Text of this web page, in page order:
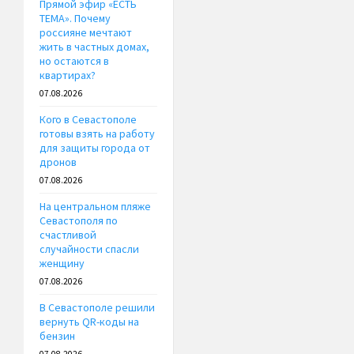
Прямой эфир «ЕСТЬ
ТЕМА». Почему
россияне мечтают
жить в частных домах,
но остаются в
квартирах?
07.08.2026
Кого в Севастополе
готовы взять на работу
для защиты города от
дронов
07.08.2026
На центральном пляже
Севастополя по
счастливой
случайности спасли
женщину
07.08.2026
В Севастополе решили
вернуть QR-коды на
бензин